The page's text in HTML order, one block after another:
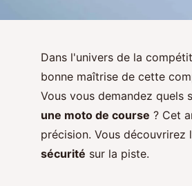
Dans l'univers de la
bonne maîtrise de cette
Vous vous demandez quels
une moto de course ? Cet
précision. Vous
sécurité sur la piste.